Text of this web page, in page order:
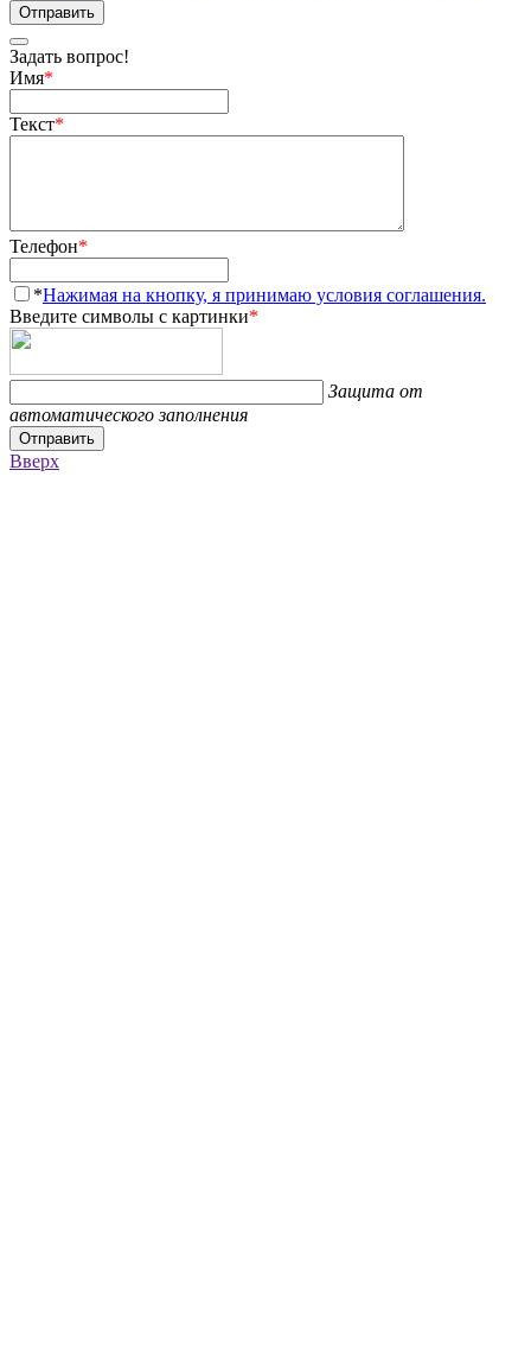
Отправить
Задать вопрос!
Имя*
Текст*
Телефон*
*Нажимая на кнопку, я принимаю условия соглашения.
Введите символы с картинки*
Защита от
автоматического заполнения
Отправить
Вверх